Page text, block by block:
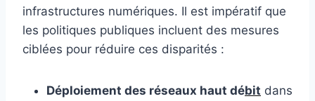
infrastructures numériques. Il est impératif que
les politiques publiques incluent des mesures
ciblées pour réduire ces disparités :
Déploiement des réseaux haut débit dans